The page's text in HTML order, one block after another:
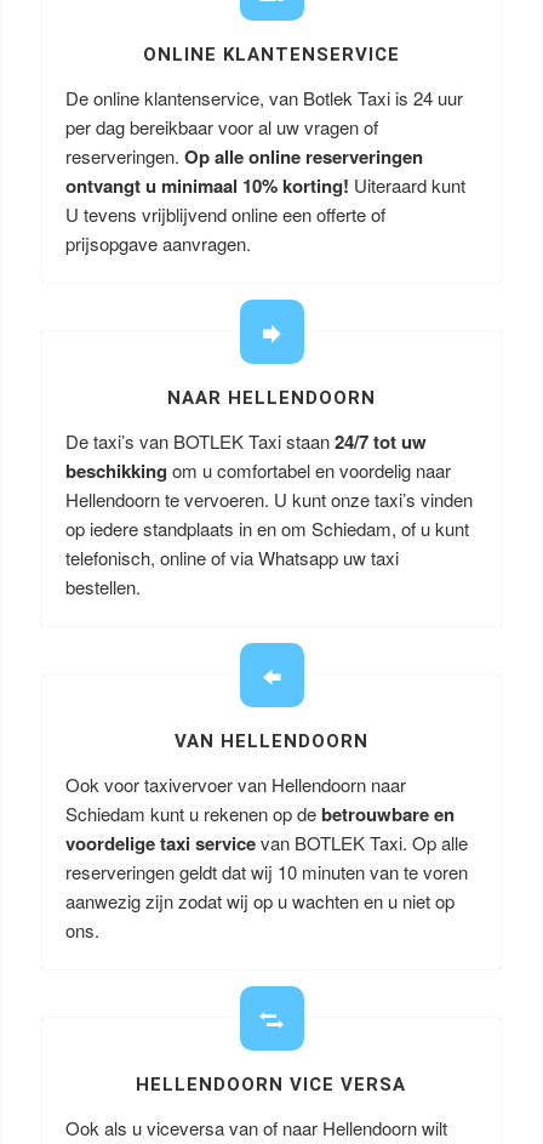
ONLINE KLANTENSERVICE
De online klantenservice, van Botlek Taxi is 24 uur
per dag bereikbaar voor al uw vragen of
reserveringen. Op alle online reserveringen
ontvangt u minimaal 10% korting! Uiteraard kunt
U tevens vrijblijvend online een offerte of
prijsopgave aanvragen.
NAAR HELLENDOORN
De taxi’s van BOTLEK Taxi staan24/7 tot uw
beschikking om u comfortabel en voordelig naar
Hellendoorn te vervoeren. U kunt onze taxi’s vinden
op iedere standplaats in en om Schiedam, of u kunt
telefonisch, online of via Whatsapp uw taxi
bestellen.
VAN HELLENDOORN
Ook voor taxivervoer van Hellendoorn naar
Schiedam kunt u rekenen op debetrouwbare en
voordelige taxi servicevan BOTLEK Taxi. Op alle
reserveringen geldt dat wij 10 minuten van te voren
aanwezig zijn zodat wij op u wachten en u niet op
ons.
HELLENDOORN VICE VERSA
Ook als u viceversa van of naar Hellendoorn wilt